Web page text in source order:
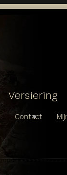
Contact
Versiering